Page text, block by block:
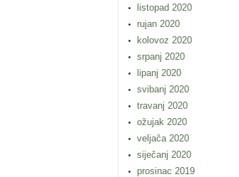
listopad 2020
rujan 2020
kolovoz 2020
srpanj 2020
lipanj 2020
svibanj 2020
travanj 2020
ožujak 2020
veljača 2020
siječanj 2020
prosinac 2019